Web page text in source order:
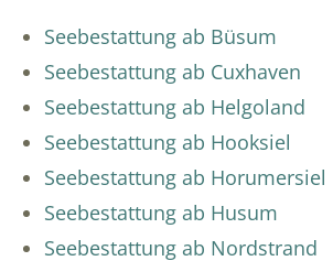
Seebestattung ab Büsum
Seebestattung ab Cuxhaven
Seebestattung ab Helgoland
Seebestattung ab Hooksiel
Seebestattung ab Horumersiel
Seebestattung ab Husum
Seebestattung ab Nordstrand